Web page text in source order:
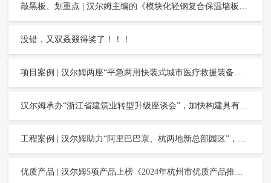
敲黑板、划重点 | 汉尔姆主编的《模块化轻钢复合保温墙板技术规程》已批准发布，自6月24日起实施
没错，又双叒叕得奖了！！！
项目案例 | 汉尔姆两座“平急两用快装式城市医疗救援装备——急救洗消中心”建成，助力提升杭城紧急医学救援保障能力
汉尔姆承办“浙江省建筑业转型升级座谈会”，加快构建具有浙江特色的新型建筑工业化产业体系
工程案例 | 汉尔姆助力“阿里巴巴京、杭两地新总部园区”，构建多元、包容、共融的办公新空间
优质产品 | 汉尔姆5项产品上榜《2024年杭州市优质产品推荐目录》